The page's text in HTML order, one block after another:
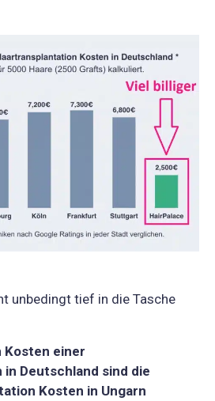
unbedingt tief in die Tasche
Kosten einer
Deutschland sind die
Kosten in Ungarn